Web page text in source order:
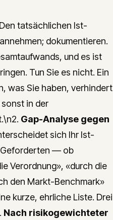
Den tatsächlichen Ist-
dokumentieren.
und es ist
Tun Sie es nicht. Ein
was Sie haben, verhindert
in der
Gap-Analyse gegen
sich Ihr Ist-
Geforderten — ob
Verordnung», «durch die
den Markt-Benchmark»
kurze, ehrliche Liste. Drei
Nach risikogewichteter